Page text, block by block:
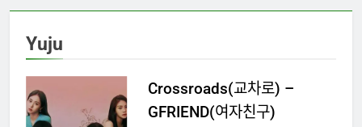
Yuju
Crossroads(교차로) –
GFRIEND(여자친구)